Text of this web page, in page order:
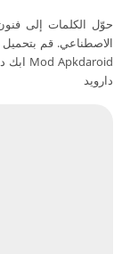
حوّل الكلمات إلى
دارويد